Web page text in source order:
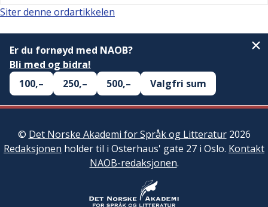
Siter denne ordartikkelen
Er du fornøyd med NAOB?
Bli med og bidra!
100,–
250,– 500,– Valgfri sum
© Det Norske Akademi for Språk og Litteratur2026
Redaksjonen holder til i Osterhaus' gate 27 i Oslo. Kontakt
NAOB-redaksjonen.